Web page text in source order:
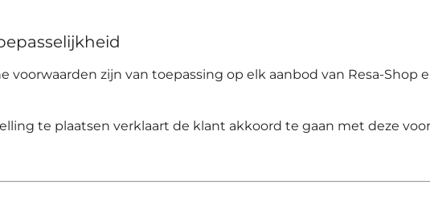
voorwaarden zijn van toepassing op elk aanbod van Resa-Shop
te plaatsen verklaart de klant akkoord te gaan met deze